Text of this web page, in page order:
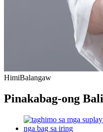
HimiBalangaw
Pinakabag-ong